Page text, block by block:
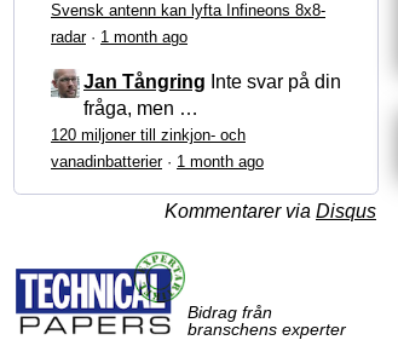
Svensk antenn kan lyfta Infineons 8x8-
radar· 1 month ago
Jan Tångring Inte svar på din
fråga, men …
120 miljoner till zinkjon- och
vanadinbatterier· 1 month ago
Kommentarer via Disqus
Bidrag från
branschens experter